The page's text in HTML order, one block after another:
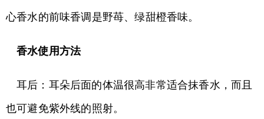
心香水的前味香调是野苺、绿甜橙香味。
香水使用方法
耳后：耳朵后面的体温很高非常适合抹香水，而且
也可避免紫外线的照射。